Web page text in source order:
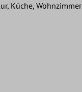
Küche, Wohnzimmer